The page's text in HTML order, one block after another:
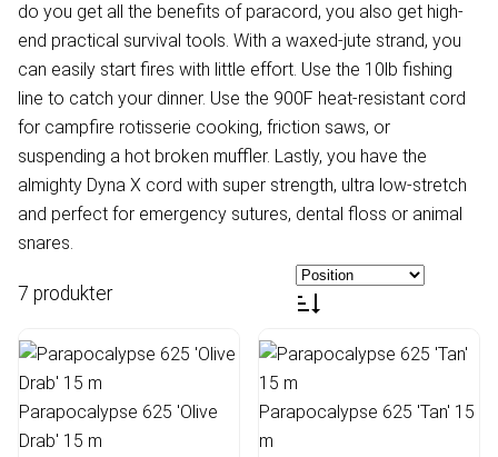
do you get all the benefits of paracord, you also get high-
end practical survival tools. With a waxed-jute strand, you
can easily start fires with little effort. Use the 10lb fishing
line to catch your dinner. Use the 900F heat-resistant cord
for campfire rotisserie cooking, friction saws, or
suspending a hot broken muffler. Lastly, you have the
almighty Dyna X cord with super strength, ultra low-stretch
and perfect for emergency sutures, dental floss or animal
snares.
7 produkter
Parapocalypse 625 'Olive
Drab' 15 m
Parapocalypse 625 'Tan' 15
m